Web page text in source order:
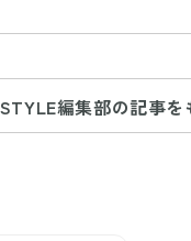
編集部の記事を